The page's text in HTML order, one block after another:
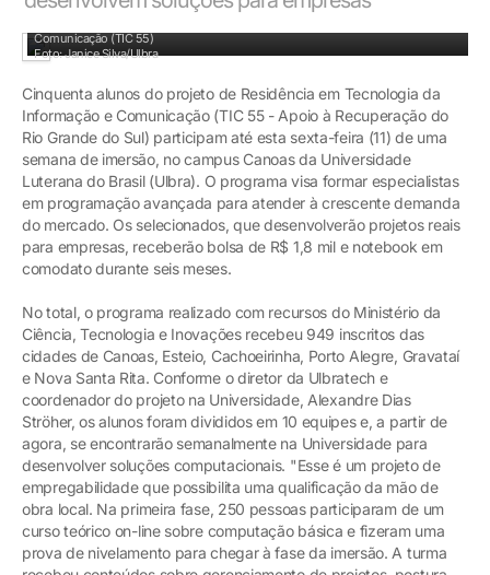
Comunicação (TIC 55)
Foto: Janice Silva/Ulbra
Cinquenta alunos do projeto de Residência em Tecnologia da
Informação e Comunicação (TIC 55 - Apoio à Recuperação do
Rio Grande do Sul) participam até esta sexta-feira (11) de uma
semana de imersão, no campus Canoas da Universidade
Luterana do Brasil (Ulbra). O programa visa formar especialistas
em programação avançada para atender à crescente demanda
do mercado. Os selecionados, que desenvolverão projetos reais
para empresas, receberão bolsa de R$ 1,8 mil e notebook em
comodato durante seis meses.
No total, o programa realizado com recursos do Ministério da
Ciência, Tecnologia e Inovações recebeu 949 inscritos das
cidades de Canoas, Esteio, Cachoeirinha, Porto Alegre, Gravataí
e Nova Santa Rita. Conforme o diretor da Ulbratech e
coordenador do projeto na Universidade, Alexandre Dias
Ströher, os alunos foram divididos em 10 equipes e, a partir de
agora, se encontrarão semanalmente na Universidade para
desenvolver soluções computacionais. "Esse é um projeto de
empregabilidade que possibilita uma qualificação da mão de
obra local. Na primeira fase, 250 pessoas participaram de um
curso teórico on-line sobre computação básica e fizeram uma
prova de nivelamento para chegar à fase da imersão. A turma